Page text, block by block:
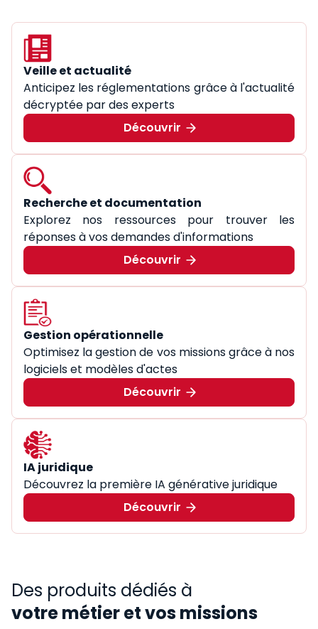
Veille et actualité
Anticipez les réglementations grâce à l'actualité
décryptée par des experts
Découvrir
Recherche et documentation
Explorez nos ressources pour trouver les
réponses à vos demandes d'informations
Découvrir
Gestion opérationnelle
Optimisez la gestion de vos missions grâce à nos
logiciels et modèles d'actes
Découvrir
IA juridique
Découvrez la première IA générative juridique
Découvrir
Des produits dédiés à
votre métier et vos missions